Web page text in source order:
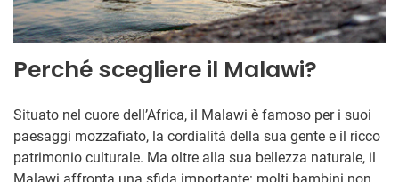
Perché scegliere il Malawi?
Situato nel cuore dell’Africa, il Malawi è famoso per i suoi
paesaggi mozzafiato, la cordialità della sua gente e il ricco
patrimonio culturale. Ma oltre alla sua bellezza naturale, il
Malawi affronta una sfida importante: molti bambini non